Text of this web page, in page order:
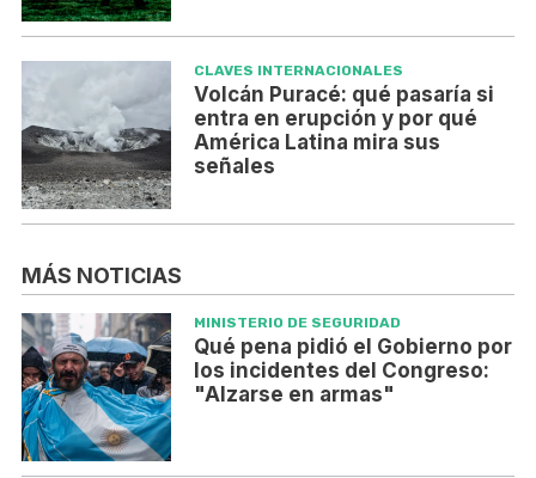
CLAVES INTERNACIONALES
Volcán Puracé: qué pasaría si
entra en erupción y por qué
América Latina mira sus
señales
MÁS NOTICIAS
MINISTERIO DE SEGURIDAD
Qué pena pidió el Gobierno por
los incidentes del Congreso:
"Alzarse en armas"